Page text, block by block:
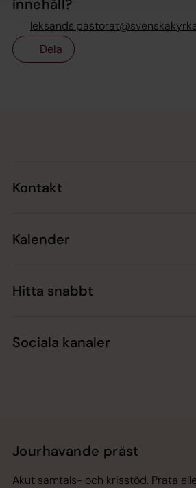
innehåll?
Dela
Kontakt
Kalender
Hitta snabbt
Sociala kanaler
Jourhavande präst
Akut samtals- och krisstöd. Prata